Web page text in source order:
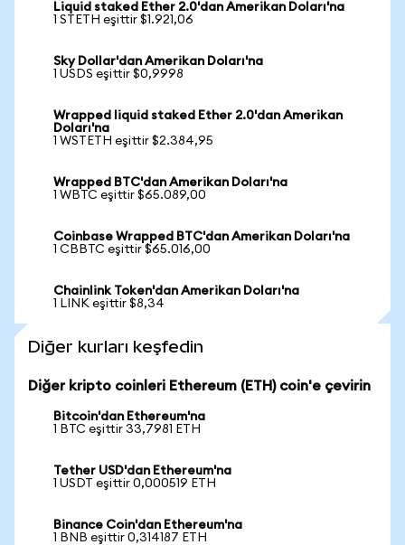
Liquid staked Ether 2.0'dan Amerikan Doları'na
1 STETH eşittir $1.921,06
Sky Dollar'dan Amerikan Doları'na
1 USDS eşittir $0,9998
Wrapped liquid staked Ether 2.0'dan Amerikan
Doları'na
1 WSTETH eşittir $2.384,95
Wrapped BTC'dan Amerikan Doları'na
1 WBTC eşittir $65.089,00
Coinbase Wrapped BTC'dan Amerikan Doları'na
1 CBBTC eşittir $65.016,00
Chainlink Token'dan Amerikan Doları'na
1 LINK eşittir $8,34
Diğer kurları keşfedin
Diğer kripto coinleri Ethereum (ETH) coin'e çevirin
Bitcoin'dan Ethereum'na
1 BTC eşittir 33,7981 ETH
Tether USD'dan Ethereum'na
1 USDT eşittir 0,000519 ETH
Binance Coin'dan Ethereum'na
1 BNB eşittir 0,314187 ETH